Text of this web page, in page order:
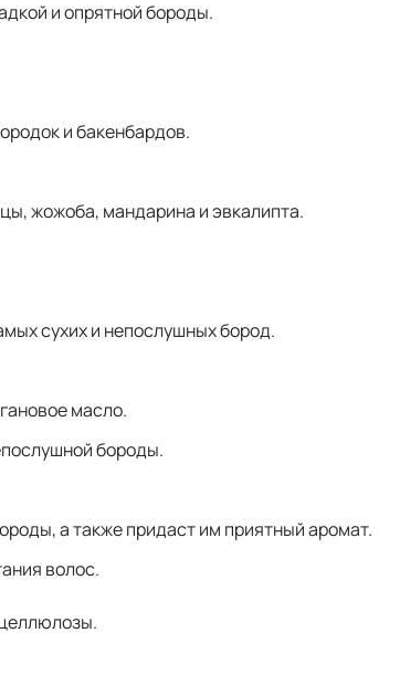
и опрятной бороды.
и бакенбардов.
жожоба, мандарина и эвкалипта.
сухих и непослушных бород.
масло.
бороды.
а также придаст им приятный аромат.
волос.